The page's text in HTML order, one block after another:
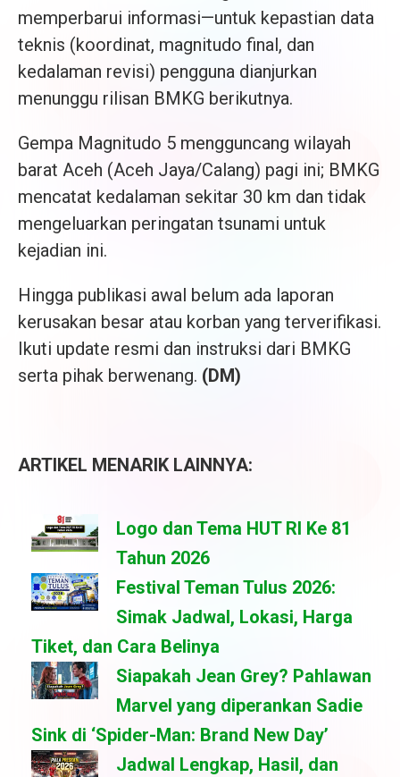
memperbarui informasi—untuk kepastian data
teknis (koordinat, magnitudo final, dan
kedalaman revisi) pengguna dianjurkan
menunggu rilisan BMKG berikutnya.
Gempa Magnitudo 5 mengguncang wilayah
barat Aceh (Aceh Jaya/Calang) pagi ini; BMKG
mencatat kedalaman sekitar 30 km dan tidak
mengeluarkan peringatan tsunami untuk
kejadian ini.
Hingga publikasi awal belum ada laporan
kerusakan besar atau korban yang terverifikasi.
Ikuti update resmi dan instruksi dari BMKG
serta pihak berwenang. (DM)
ARTIKEL MENARIK LAINNYA:
Logo dan Tema HUT RI Ke 81
Tahun 2026
Festival Teman Tulus 2026:
Simak Jadwal, Lokasi, Harga
Tiket, dan Cara Belinya
Siapakah Jean Grey? Pahlawan
Marvel yang diperankan Sadie
Sink di ‘Spider-Man: Brand New Day’
Jadwal Lengkap, Hasil, dan